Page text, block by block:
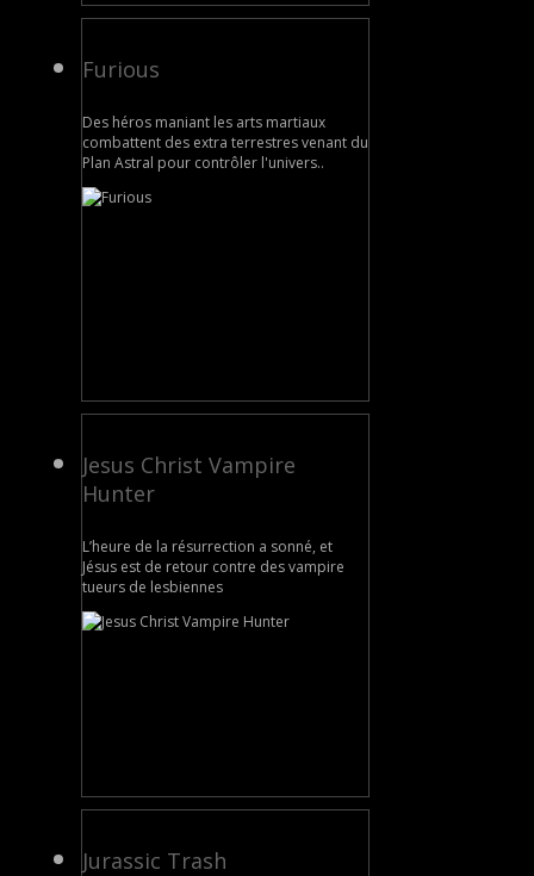
Furious
Des héros maniant les arts martiaux
combattent des extra terrestres venant du
Plan Astral pour contrôler l'univers..
Jesus Christ Vampire
Hunter
L’heure de la résurrection a sonné, et
Jésus est de retour contre des vampire
tueurs de lesbiennes
Jurassic Trash